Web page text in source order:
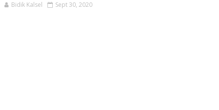
Bidik Kalsel Sept 30, 2020